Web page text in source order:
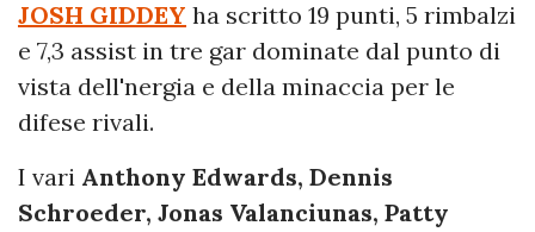
JOSH GIDDEY ha scritto 19 punti, 5 rimbalzi
e 7,3 assist in tre gar dominate dal punto di
vista dell'nergia e della minaccia per le
difese rivali.
I vari Anthony Edwards, Dennis
Schroeder, Jonas Valanciunas, Patty